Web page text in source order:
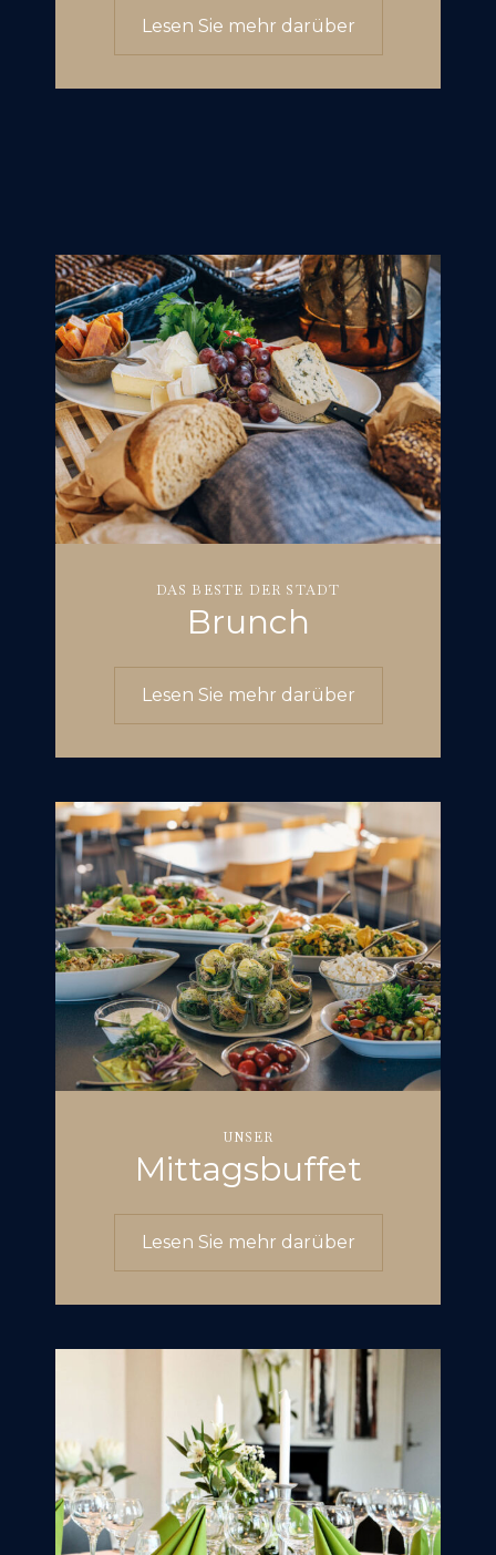
Lesen Sie mehr darüber
DAS BESTE DER STADT
Brunch
Lesen Sie mehr darüber
UNSER
Mittagsbuffet
Lesen Sie mehr darüber